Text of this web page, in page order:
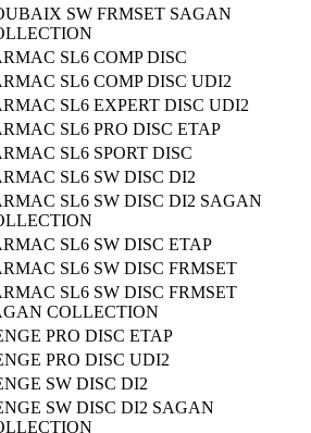
SW FRMSET SAGAN
SL6 COMP DISC
SL6 COMP DISC UDI2
SL6 EXPERT DISC UDI2
SL6 PRO DISC ETAP
SL6 SPORT DISC
SL6 SW DISC DI2
SL6 SW DISC DI2 SAGAN
SL6 SW DISC ETAP
SL6 SW DISC FRMSET
SL6 SW DISC FRMSET
COLLECTION
PRO DISC ETAP
PRO DISC UDI2
SW DISC DI2
SW DISC DI2 SAGAN